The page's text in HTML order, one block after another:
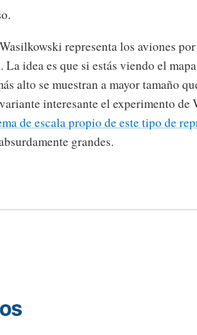
representa los aviones
idea es que si estás viendo el
alto se muestran a mayor tamaño
interesante el experimento de
de escala propio de este tipo de
grandes.